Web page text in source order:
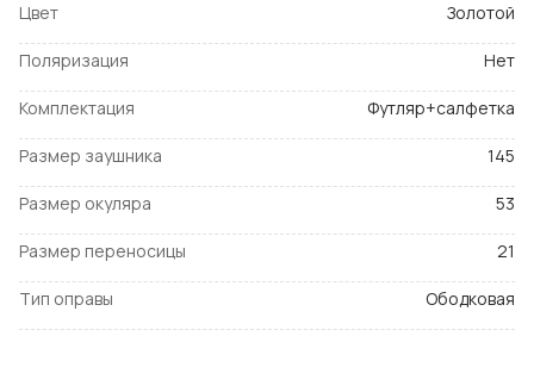
Цвет Золотой
Поляризация Нет
Комплектация Футляр+салфетка
Размер заушника 145
Размер окуляра 53
Размер переносицы 21
Тип оправы Ободковая